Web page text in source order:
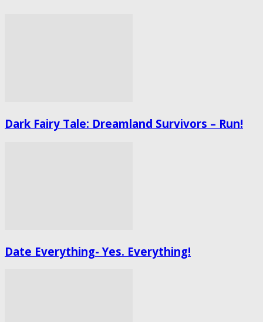
Dark Fairy Tale: Dreamland Survivors – Run!
Date Everything- Yes. Everything!